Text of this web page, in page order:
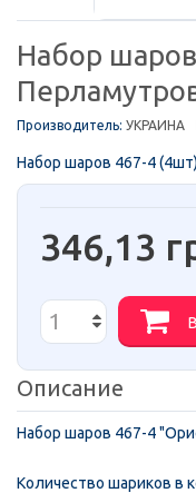
Набор
Производитель: УКРАИНА
Набор шаров 467-4
346,13
Описание
Набор шаров 467-4
Количество шариков в